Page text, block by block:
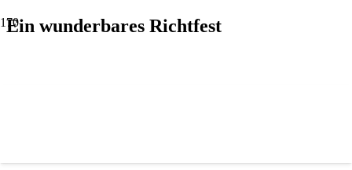
Ein wunderbares Richtfest